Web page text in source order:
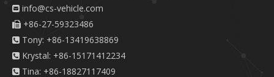
 info@cs-vehicle.com
 +86-27-59323486
 Tony: +86-13419638869
 Krystal: +86-15171412234
 Tina: +86-18827117409